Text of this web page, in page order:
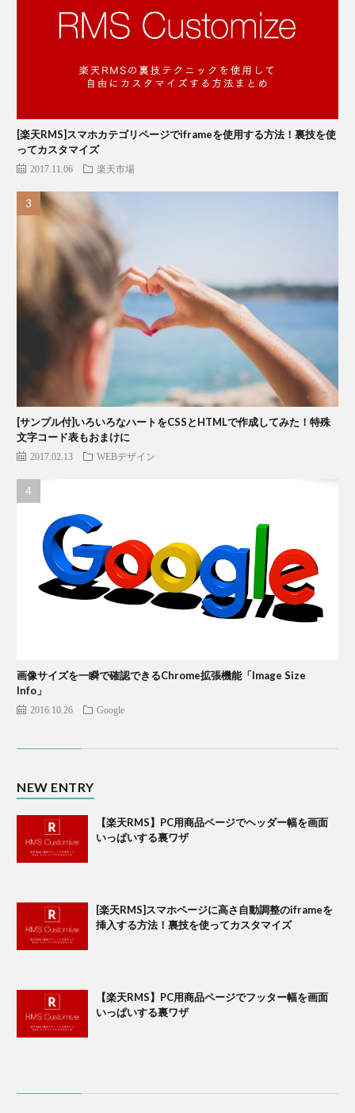
[楽天RMS]スマホカテゴリページでiframeを使用する方法！裏技を使
ってカスタマイズ
2017.11.06 楽天市場
[サンプル付]いろいろなハートをCSSとHTMLで作成してみた！特殊
文字コード表もおまけに
2017.02.13 WEBデザイン
画像サイズを一瞬で確認できるChrome拡張機能「Image Size
Info」
2016.10.26 Google
NEW ENTRY
【楽天RMS】PC用商品ページでヘッダー幅を画面
いっぱいする裏ワザ
[楽天RMS]スマホページに高さ自動調整のiframeを
挿入する方法！裏技を使ってカスタマイズ
【楽天RMS】PC用商品ページでフッター幅を画面
いっぱいする裏ワザ